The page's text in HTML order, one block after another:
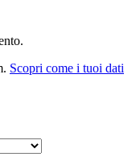
Scopri come i tuoi dati